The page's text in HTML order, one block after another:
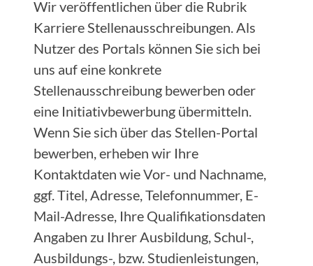
Wir veröffentlichen über die Rubrik
Karriere Stellenausschreibungen. Als
Nutzer des Portals können Sie sich bei
uns auf eine konkrete
Stellenausschreibung bewerben oder
eine Initiativbewerbung übermitteln.
Wenn Sie sich über das Stellen-Portal
bewerben, erheben wir Ihre
Kontaktdaten wie Vor- und Nachname,
ggf. Titel, Adresse, Telefonnummer, E-
Mail-Adresse, Ihre Qualifikationsdaten
Angaben zu Ihrer Ausbildung, Schul-,
Ausbildungs-, bzw. Studienleistungen,